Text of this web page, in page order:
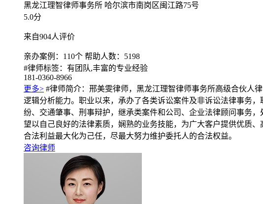
黑龙江理智律师事务所 哈尔滨市南岗区闽江路75号
5.0分
来自904人评价
亲办案例：110个 帮助人数：5198
#律师标签：有团队,丰富的专业经验
181-0360-8966
更多> #律师简介：邢美雯律师，黑龙江理智律师事务所高级合伙人
逻辑分析能力。职业以来，承办了各类诉讼案件及非诉讼法律事务
纷、交通肇事、刑事辩护，继承类案件和公司、企业法律顾问事务
望以自己良好的法律素质，娴熟的业务技能，为广大客户提供优质
合法利益最大化为己任，尽最大努力维护委托人的合法权益。
咨询律师